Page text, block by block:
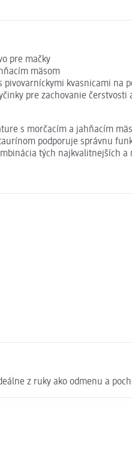
pre mačky
mäsom
pivovarníckymi kvasnicami na
pre zachovanie čerstvosti
s morčacím a jahňacím
podporuje správnu
tých najkvalitnejších
z ruky ako odmenu a